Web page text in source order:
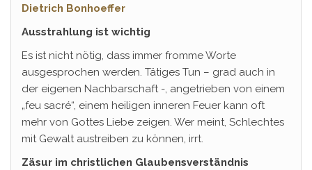
Dietrich Bonhoeffer
Ausstrahlung ist wichtig
Es ist nicht nötig, dass immer fromme Worte
ausgesprochen werden. Tätiges Tun – grad auch in
der eigenen Nachbarschaft -, angetrieben von einem
„feu sacré“, einem heiligen inneren Feuer kann oft
mehr von Gottes Liebe zeigen. Wer meint, Schlechtes
mit Gewalt austreiben zu können, irrt.
Zäsur im christlichen Glaubensverständnis